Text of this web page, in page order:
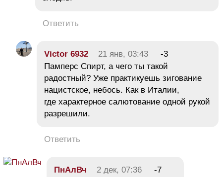
Ответить
Victor 6932 21 янв, 03:43
-3
Памперс Спирт, а чего ты такой
радостный? Уже практикуешь зигование
нацистское, небось. Как в Италии,
где характерное салютование одной рукой
разрешили.
Ответить
ПнАлВч 2 дек, 07:36
-7